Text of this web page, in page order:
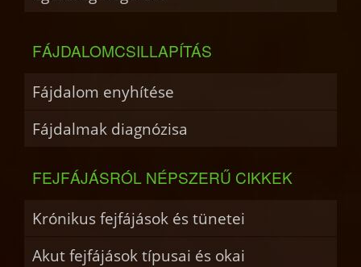
FÁJDALOMCSILLAPÍTÁS
Fájdalom enyhítése
Fájdalmak diagnózisa
FEJFÁJÁSRÓL NÉPSZERŰ CIKKEK
Krónikus fejfájások és tünetei
Akut fejfájások típusai és okai